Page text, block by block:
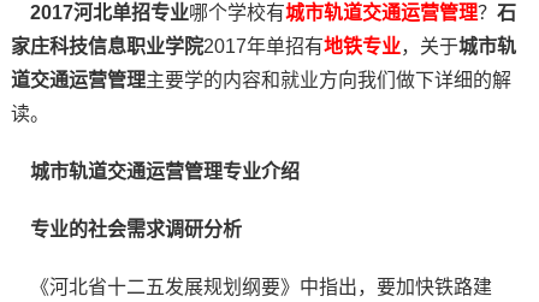
2017河北单招专业哪个学校有城市轨道交通运营管理？ 石
家庄科技信息职业学院2017年单招有地铁专业，关于城市轨
道交通运营管理主要学的内容和就业方向我们做下详细的解
读。
城市轨道交通运营管理专业介绍
专业的社会需求调研分析
《河北省十二五发展规划纲要》中指出，要加快铁路建